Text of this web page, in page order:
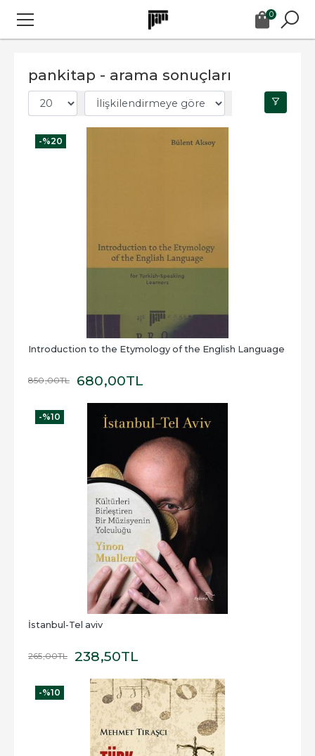
0
pankitap - arama sonuçları
-%20
Introduction to the Etymology of the English Language
850,00TL 680,00TL
-%10
İstanbul-Tel aviv
265,00TL 238,50TL
-%10